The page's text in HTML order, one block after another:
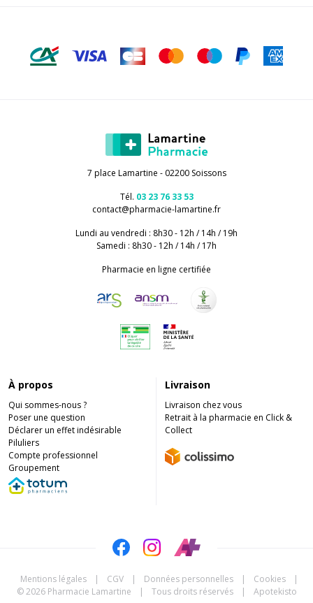
7 place Lamartine - 02200 Soissons
Tél. 03 23 76 33 53
contact@pharmacie-lamartine.fr
Lundi au vendredi : 8h30 - 12h / 14h / 19h
Samedi : 8h30 - 12h / 14h / 17h
Pharmacie en ligne certifiée
À propos
Qui sommes-nous ?
Poser une question
Déclarer un effet indésirable
Piluliers
Compte professionnel
Groupement
Livraison
Livraison chez vous
Retrait à la pharmacie en Click &
Collect
Mentions légales | CGV | Données personnelles | Cookies
|
© 2026 Pharmacie Lamartine
| Tous droits réservés | Apotekisto